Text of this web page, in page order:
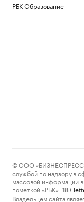
РБК Образование
© ООО «БИЗНЕСПРЕСС»,
службой по надзору в
массовой информации
пометкой «РБК».
18+
Владельцем сайта